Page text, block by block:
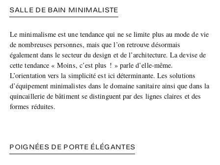
SALLE DE BAIN MINIMALISTE
Le minimalisme est une tendance qui ne se limite plus au mode de vie
de nombreuses personnes, mais que l’on retrouve désormais
également dans le secteur du design et de l’architecture. La devise de
cette tendance « Moins, c’est plus ! » parle d’elle-même.
L’orientation vers la simplicité est ici déterminante. Les solutions
d’équipement minimalistes dans le domaine sanitaire ainsi que dans la
quincaillerie de bâtiment se distinguent par des lignes claires et des
formes réduites.
POIGNÉES DE PORTE ÉLÉGANTES